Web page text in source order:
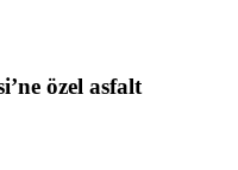
özel asfalt